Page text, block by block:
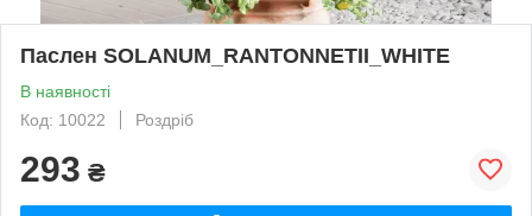
Паслен SOLANUM_RANTONNETII_WHITE
В наявності
Код: 10022
Роздріб
293 ₴